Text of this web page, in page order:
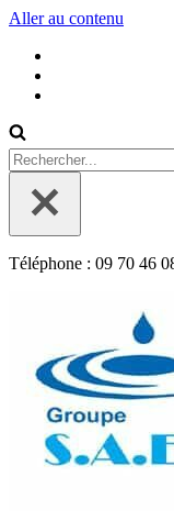
Aller au contenu
Rechercher...
Téléphone : 09 70 46